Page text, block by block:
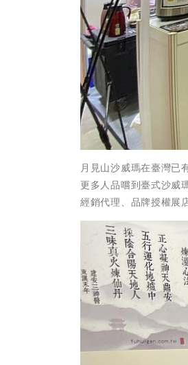
月見山沙威瑪在臺灣已
更多人品嚐到臺式沙威
經銷代理、品牌授權展